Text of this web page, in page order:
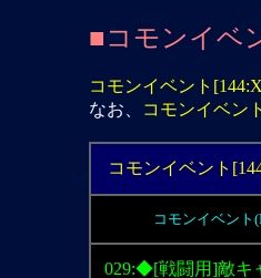
■コモンイベ
コモンイベント
なお、
コモンイベン
コモンイベント
コモンイベント
029:◆[戦闘用]敵キ